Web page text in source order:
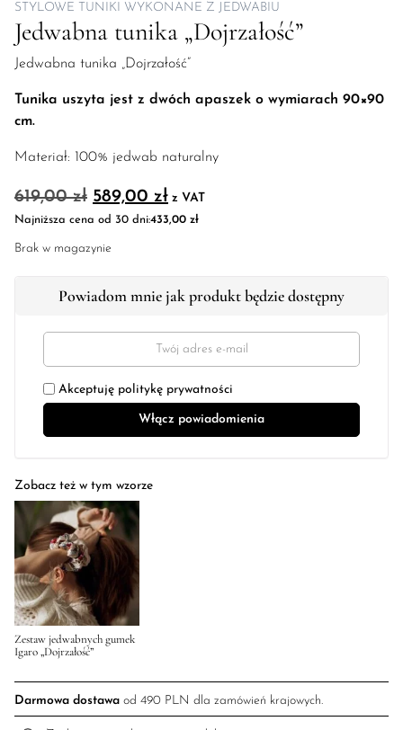
STYLOWE TUNIKI WYKONANE Z JEDWABIU
Jedwabna tunika „Dojrzałość”
Jedwabna tunika „Dojrzałość”
Tunika uszyta jest z dwóch apaszek o wymiarach 90×90
cm.
Materiał: 100% jedwab naturalny
619,00zł Pierwotna cena wynosiła: 619,00 zł.
589,00 złAktualna cena wynosi:
z VAT
Najniższa cena od 30 dni:433,00 zł
Brak w magazynie
Powiadom mnie jak produkt będzie dostępny
Akceptuję politykę prywatności
Zobacz też w tym wzorze
Zestaw jedwabnych gumek
Igaro „Dojrzałość”
Darmowa dostawa od 490 PLN dla zamówień krajowych.